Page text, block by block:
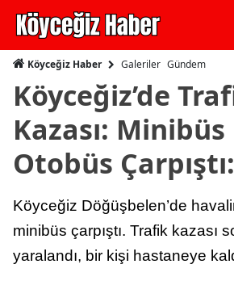
Köyceğiz Haber Galeriler Gündem
Köyceğiz’de
Kazası:
Otobüs
Köyceğiz Döğüşbelen’de
minibüs çarpıştı. Trafik kazası
yaralandı, bir kişi hastaneye